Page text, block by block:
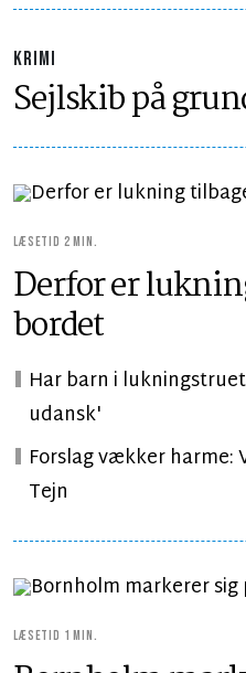
KRIMI
Sejlskib på
LÆSETID 2 MIN.
Derfor er
bordet
Har barn i
udansk'
Forslag vækker harme:
Tejn
LÆSETID 1 MIN.